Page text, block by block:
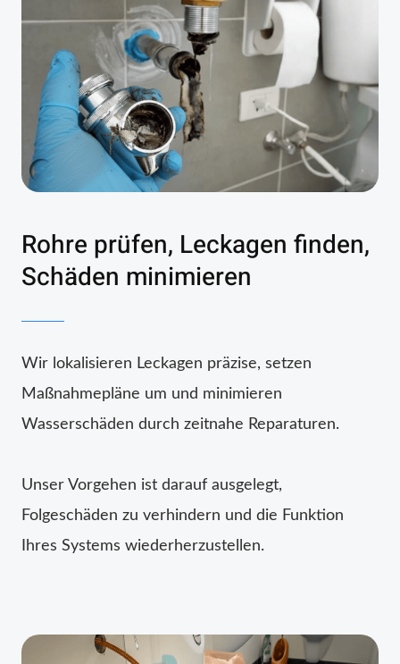
Rohre prüfen, Leckagen finden,
Schäden minimieren
Wir lokalisieren Leckagen präzise, setzen
Maßnahmepläne um und minimieren
Wasserschäden durch zeitnahe Reparaturen.
Unser Vorgehen ist darauf ausgelegt,
Folgeschäden zu verhindern und die Funktion
Ihres Systems wiederherzustellen.